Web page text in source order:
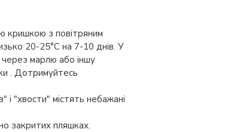
кришкою з повітряним
20-25°C на 7-10 днів. У
через марлю або іншу
. Дотримуйтесь
і "хвости" містять небажані
закритих пляшках.